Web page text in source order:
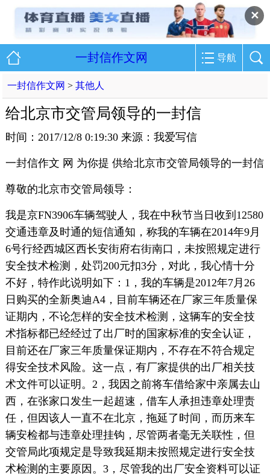
✕
一封信作文网 导航
一封信作文网 >其他人
给北京市交管局领导的一封信
时间：2017/12/8 0:19:30 来源：我爱写信
一封信作文 网 为你提 供给北京市交管局领导的一封信
尊敬的北京市交管局领导：
我是京FN3906车辆驾驶人，我在中秋节当日收到12580
交通违章及时通的短信通知，称我的车辆在2014年9月
6号行经西城区西长安街府右街南口，未按照规定进行
安全技术检测，处罚200元扣3分，对此，我心情十分
不好，特作此说明如下：1，我的车辆是2012年7月26
日购买的全新奥迪A4，目前车辆还在厂家三年质量保
证期内，不论怎样的安全技术检测，这辆车的安全技
术指标都已经经过了出厂时的国家标准的安全认证，
目前还在厂家三年质量保证期内，不存在不符合规定
得安全技术风险。这一点，有厂家提供的出厂相关技
术文件可以证明。2，我因之前将车借给家中亲属去山
西，在张家口发生一起超速，借车人承担违章处理责
任，但因该人一直不在北京，拖延了时间，而历来车
辆安检都与违章处理挂钩，尽管两者毫无关联性，但
交管局此项规定是导致我延期未按照规定进行安全技
术检测的主要原因。3，尽管我的出厂安全资料可以证